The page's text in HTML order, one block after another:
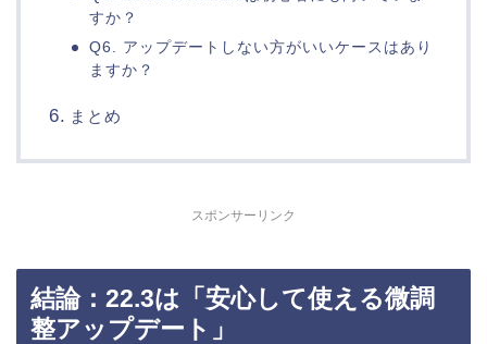
すか？
Q6. アップデートしない方がいいケースはあり
ますか？
まとめ
スポンサーリンク
結論：22.3は「安心して使える微調
整アップデート」